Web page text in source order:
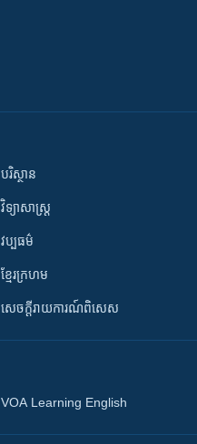
បរិស្ថាន
វិទ្យាសាស្រ្ត
វប្បធម៌
ខ្មែរក្រហម
សេចក្តីរាយការណ៍ពិសេស
VOA Learning English